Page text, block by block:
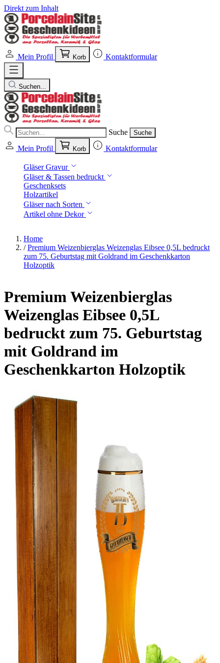
Direkt zum Inhalt
Mein Profil Korb Kontaktformular
Suchen...
Suche Suche
Mein Profil Korb Kontaktformular
Gläser Gravur
Gläser & Tassen bedruckt
Geschenksets
Holzartikel
Gläser nach Sorten
Artikel ohne Dekor
Home
/ Premium Weizenbierglas Weizenglas Eibsee 0,5L bedruckt
zum 75. Geburtstag mit Goldrand im Geschenkkarton
Holzoptik
Premium Weizenbierglas
Weizenglas Eibsee 0,5L
bedruckt zum 75. Geburtstag
mit Goldrand im
Geschenkkarton Holzoptik